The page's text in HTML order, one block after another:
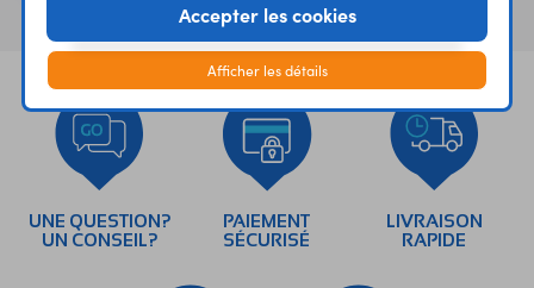
UNE QUESTION?
UN CONSEIL?
PAIEMENT
SÉCURISÉ
LIVRAISON
RAPIDE
Accepter les cookies
Afficher les détails